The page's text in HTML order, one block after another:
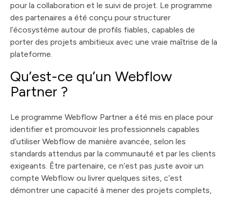
pour la collaboration et le suivi de projet. Le programme
des partenaires a été conçu pour structurer
l’écosystème autour de profils fiables, capables de
porter des projets ambitieux avec une vraie maîtrise de la
plateforme.
Qu’est-ce qu’un Webflow
Partner ?
Le programme Webflow Partner a été mis en place pour
identifier et promouvoir les professionnels capables
d’utiliser Webflow de manière avancée, selon les
standards attendus par la communauté et par les clients
exigeants. Être partenaire, ce n’est pas juste avoir un
compte Webflow ou livrer quelques sites, c’est
démontrer une capacité à mener des projets complets,